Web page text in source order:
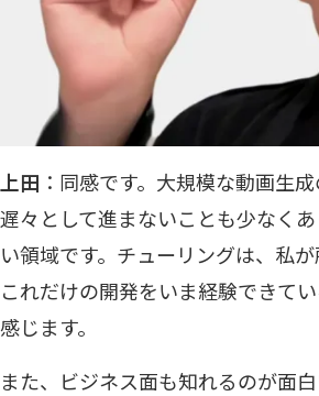
上田 ：同感です。大規模な動画生
遅々として進まないことも少なく
い領域です。チューリングは、私
これだけの開発をいま経験できて
感じます。
また、ビジネス面も知れるのが面